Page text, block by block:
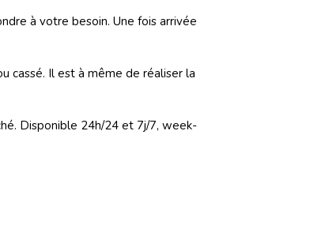
à votre besoin. Une fois arrivée
cassé. Il est à même de réaliser la
Disponible 24h/24 et 7j/7, week-